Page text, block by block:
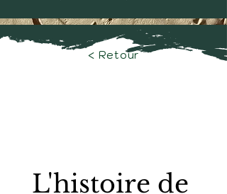
< Retour
L'histoire de